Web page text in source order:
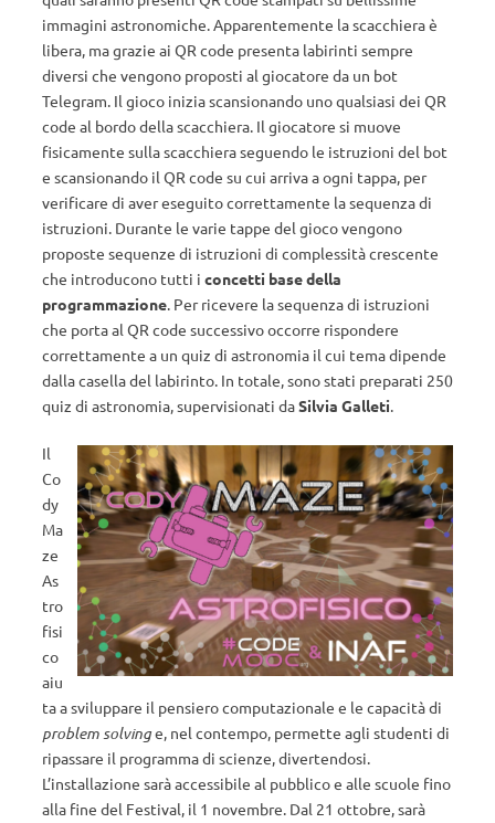
immagini astronomiche. Apparentemente la scacchiera è
libera, ma grazie ai QR code presenta labirinti sempre
diversi che vengono proposti al giocatore da un bot
Telegram. Il gioco inizia scansionando uno qualsiasi dei QR
code al bordo della scacchiera. Il giocatore si muove
fisicamente sulla scacchiera seguendo le istruzioni del bot
e scansionando il QR code su cui arriva a ogni tappa, per
verificare di aver eseguito correttamente la sequenza di
istruzioni. Durante le varie tappe del gioco vengono
proposte sequenze di istruzioni di complessità crescente
che introducono tutti i concetti base della
programmazione. Per ricevere la sequenza di istruzioni
che porta al QR code successivo occorre rispondere
correttamente a un quiz di astronomia il cui tema dipende
dalla casella del labirinto. In totale, sono stati preparati 250
quiz di astronomia, supervisionati daSilvia Galleti.
Il
Co
dy
Ma
ze
As
tro
fisi
co
aiu
ta a sviluppare il pensiero computazionale e le capacità di
problem solvinge, nel contempo, permette agli studenti di
ripassare il programma di scienze, divertendosi.
L’installazione sarà accessibile al pubblico e alle scuole fino
alla fine del Festival, il 1 novembre. Dal 21 ottobre, sarà